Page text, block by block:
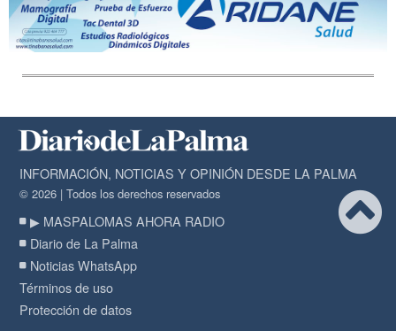
INFORMACIÓN, NOTICIAS Y OPINIÓN DESDE LA PALMA
© 2026 | Todos los derechos reservados
▶ MASPALOMAS AHORA RADIO
Diario de La Palma
Noticias WhatsApp
Términos de uso
Protección de datos